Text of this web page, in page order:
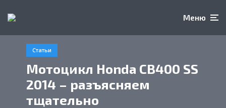
Меню
Статьи
Мотоцикл Honda CB400 SS
2014 – разъясняем
тщательно